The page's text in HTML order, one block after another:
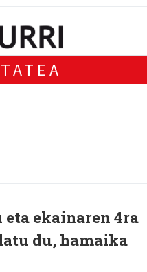
ekainaren 4ra
du, hamaika